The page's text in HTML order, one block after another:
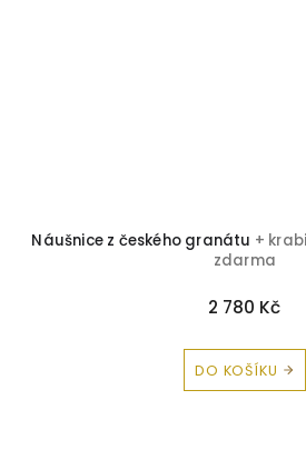
Náušnice z českého granátu +
zdarma
2 780 Kč
DO KOŠÍKU